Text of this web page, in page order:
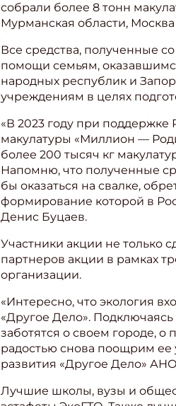
собрали более 8 тонн
Мурманская области,
Все средства, полученные
помощи семьям,
народных республик и
учреждениям в целях
«В 2023 году при поддержке
макулатуры «Миллион —
более 200 тысяч кг
Напомню, что полученные
бы оказаться на свалке,
формирование которой в
Денис Буцаев.
Участники акции не только
партнеров акции в рамках
организации.
«Интересно, что экология
«Другое Дело».
заботятся о своем городе,
радостью снова поощрим ее
развития «Другое Дело»
Лучшие школы, вузы и